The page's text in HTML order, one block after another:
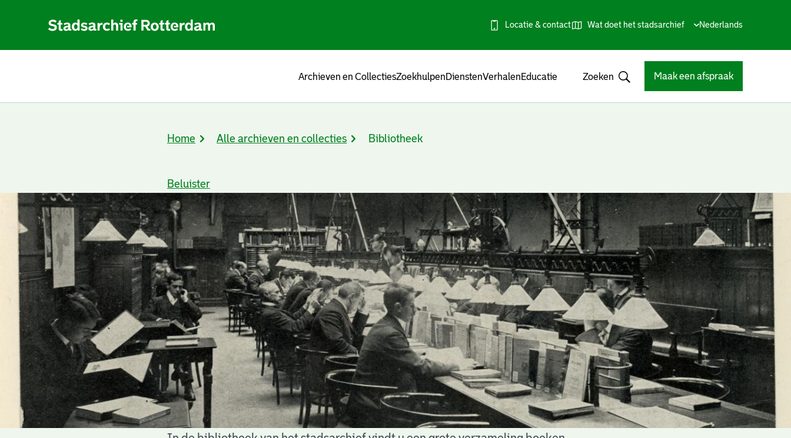
Locatie & contact Wat doet het stadsarchief
Huidige
Nederlands
Archieven en CollectiesZoekhulpenDienstenVerhalenEducatie Zoeken Maak een afspraak
Kruimelpad
Home Alle archieven en collecties Bibliotheek
Beluister